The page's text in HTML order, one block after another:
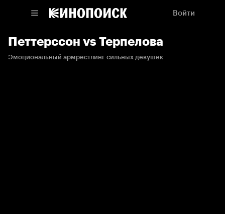
Войти
Петтерссон vs Терпелова
Эмоциональный армрестлинг сильных девушек